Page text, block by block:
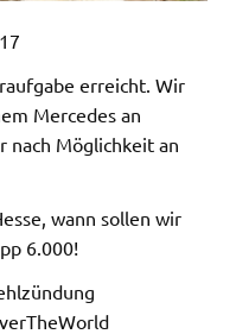
erreicht. Wir
Mercedes an
nach Möglichkeit an
wann sollen wir
6.000!